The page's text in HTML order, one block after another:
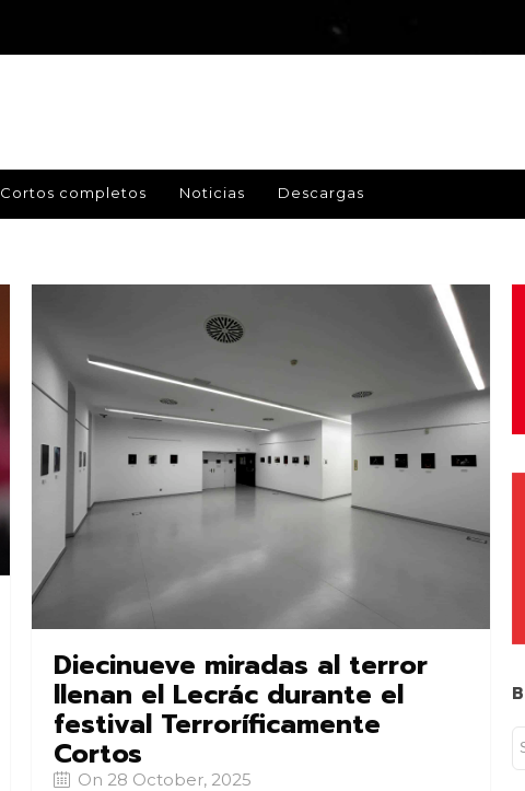
Cortos completos Noticias Descargas
Diecinueve miradas al terror
llenan el Lecrác durante el
festival Terroríficamente
Cortos
On 28 October, 2025